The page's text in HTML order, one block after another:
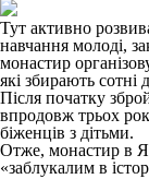
Тут активно
навчання молоді,
монастир
які збирають сотні
Після початку
впродовж трьох
біженців з дітьми.
Отже, монастир в
«заблукалим в